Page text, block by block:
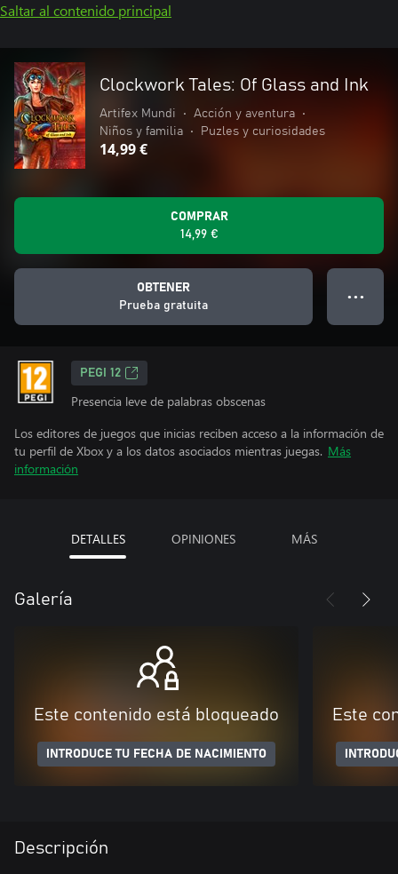
Saltar al contenido principal
Clockwork Tales: Of Glass and Ink
Artifex Mundi • Acción y aventura
•
Niños y familia
• Puzles y curiosidades
14,99 €
COMPRAR
14,99 €
OBTENER
Prueba gratuita
● ● ●
PEGI 12
Presencia leve de palabras obscenas
Los editores de juegos que inicias reciben acceso a la información de
tu perfil de Xbox y a los datos asociados mientras juegas. Más
información
DETALLES OPINIONES MÁS
Galería
Este contenido está bloqueado
INTRODUCE TU FECHA DE NACIMIENTO
Este
Descripción